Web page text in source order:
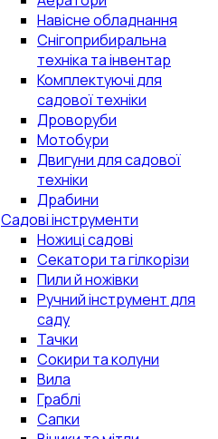
Навісне обладнання
Снігоприбиральна
техніка та інвентар
Комплектуючі для
садової техніки
Дроворуби
Мотобури
Двигуни для садової
техніки
Драбини
Садові інструменти
Ножиці садові
Секатори та гілкорізи
Пили й ножівки
Ручний інструмент для
саду
Тачки
Сокири та колуни
Вила
Граблі
Сапки